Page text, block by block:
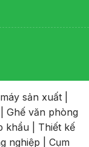
sản xuất
Ghế văn phòng
khẩu
Thiết kế
nghiệp
Cụm